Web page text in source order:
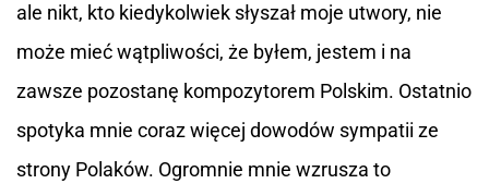
ale nikt, kto kiedykolwiek słyszał moje utwory, nie
może mieć wątpliwości, że byłem, jestem i na
zawsze pozostanę kompozytorem Polskim. Ostatnio
spotyka mnie coraz więcej dowodów sympatii ze
strony Polaków. Ogromnie mnie wzrusza to